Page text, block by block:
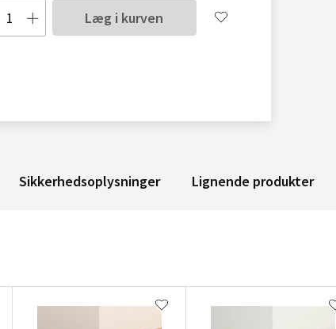
Læg i kurven
Sikkerhedsoplysninger Lignende produkter